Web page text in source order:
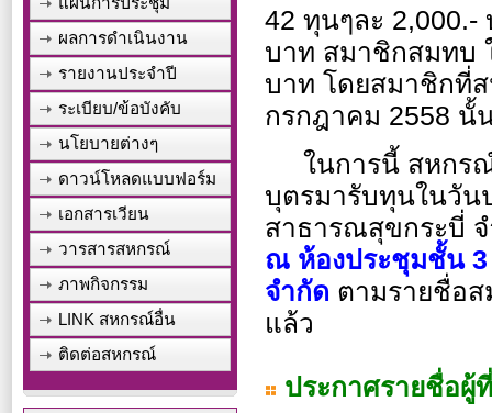
ผลการดำเนินงาน
รายงานประจำปี
ระเบียบ/ข้อบังคับ
นโยบายต่างๆ
ดาวน์โหลดแบบฟอร์ม
เอกสารเวียน
วารสารสหกรณ์
ภาพกิจกรรม
LINK สหกรณ์อื่น
ติดต่อสหกรณ์
42 ทุนๆละ
บาท สมาชิกสมทบ
บาท โดยสมาชิกที่
กรกฎาคม 2558 นั้
ในการนี้ สหกรณ์
บุตรมารับทุนในวัน
สาธารณสุขกระบี่
ณ ห้องประชุมชั้น
จำกัด ตามรายชื่อ
แล้ว
ประกาศรายชื่อผู้